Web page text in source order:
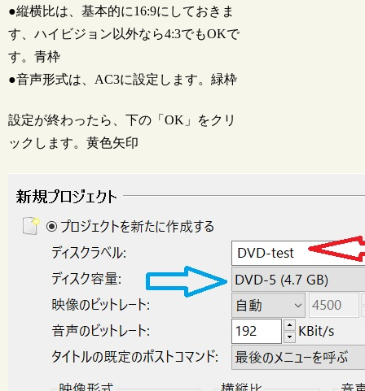
●縦横比は、基本的に16:9にしておきま
す、ハイビジョン以外なら4:3でもOKで
す。青枠
●音声形式は、AC3に設定します。緑枠
設定が終わったら、下の「OK」をクリ
ックします。黄色矢印